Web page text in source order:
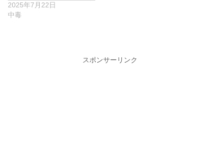
2025年7月22日
中毒
スポンサーリンク